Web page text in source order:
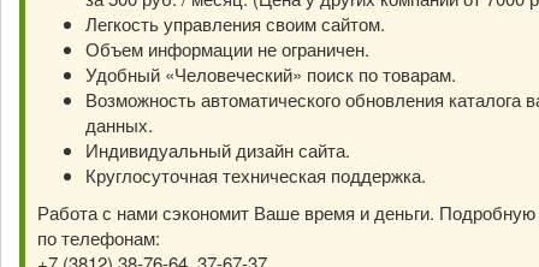
Легкость управления своим сайтом.
Объем информации не ограничен.
Удобный «Человеческий» поиск по товарам.
Возможность автоматического обновления каталога
данных.
Индивидуальный дизайн сайта.
Круглосуточная техническая поддержка.
Работа с нами сэкономит Ваше время и деньги.
по телефонам: